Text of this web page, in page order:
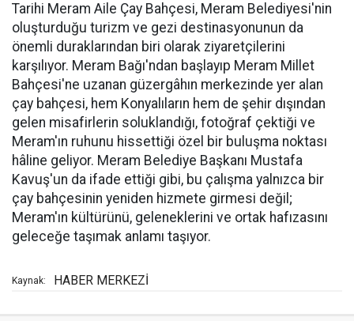
Tarihi Meram Aile Çay Bahçesi, Meram Belediyesi'nin
oluşturduğu turizm ve gezi destinasyonunun da
önemli duraklarından biri olarak ziyaretçilerini
karşılıyor. Meram Bağı'ndan başlayıp Meram Millet
Bahçesi'ne uzanan güzergâhın merkezinde yer alan
çay bahçesi, hem Konyalıların hem de şehir dışından
gelen misafirlerin soluklandığı, fotoğraf çektiği ve
Meram'ın ruhunu hissettiği özel bir buluşma noktası
hâline geliyor. Meram Belediye Başkanı Mustafa
Kavuş'un da ifade ettiği gibi, bu çalışma yalnızca bir
çay bahçesinin yeniden hizmete girmesi değil;
Meram'ın kültürünü, geleneklerini ve ortak hafızasını
geleceğe taşımak anlamı taşıyor.
Kaynak: HABER MERKEZİ